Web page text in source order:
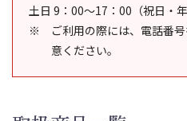
土日 9：00～17：00（祝日・年
ご利用の際には、電話番
意ください。